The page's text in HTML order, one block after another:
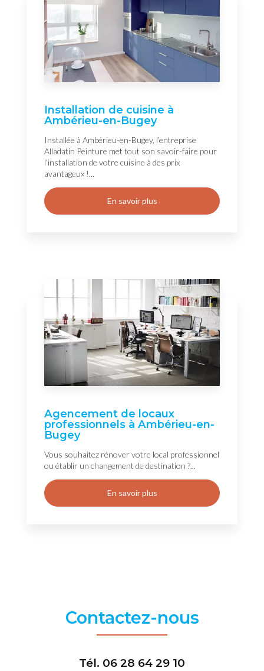
Installation de cuisine à
Ambérieu-en-Bugey
Installée à Ambérieu-en-Bugey, l’entreprise
Alladatin Peinture met tout son savoir-faire pour
l’installation de votre cuisine à des prix
avantageux !...
En savoir plus
Agencement de locaux
professionnels à Ambérieu-en-
Bugey
Vous souhaitez rénover votre local professionnel
ou établir un changement de destination ?...
En savoir plus
Contactez-nous
Tél. 06 28 64 29 10